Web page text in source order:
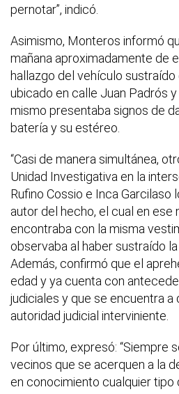
pernotar”, indicó.
Asimismo, Monteros informó
mañana aproximadamente de
hallazgo del vehículo
ubicado en calle Juan Padrós
mismo presentaba signos de
batería y su estéreo.
“Casi de manera simultánea,
Unidad Investigativa en la
Rufino Cossio e Inca Garcilaso
autor del hecho, el cual en
encontraba con la misma
observaba al haber sustraído la
Además, confirmó que el
edad y ya cuenta con
judiciales y que se encuentra a
autoridad judicial interviniente.
Por último, expresó: “Siempre
vecinos que se acerquen a la
en conocimiento cualquier tipo